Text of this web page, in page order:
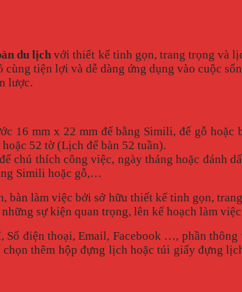
du lịch với thiết kế tinh gọn, trang trọng và
cùng tiện lợi và dễ dàng ứng dụng vào cuộc
lược.
16 mm x 22 mm đế bằng Simili, đế gỗ
52 tờ (Lịch để bàn 52 tuần).
chú thích công việc, ngày tháng hoặc
Simili hoặc gỗ,…
bàn làm việc bởi sở hữu thiết kế tinh gọn,
sự kiện quan trọng, lên kế hoạch làm
điện thoại, Email, Facebook …, phần
thêm hộp đựng lịch hoặc túi giấy đựng